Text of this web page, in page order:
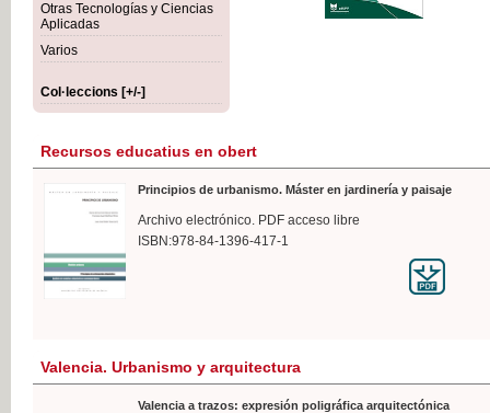
Otras Tecnologías y Ciencias
Aplicadas
Varios
Col·leccions [+/-]
Recursos educatius en obert
Principios de urbanismo. Máster en jardinería y paisaje
Archivo electrónico. PDF acceso libre
ISBN:978-84-1396-417-1
Valencia. Urbanismo y arquitectura
Valencia a trazos: expresión poligráfica arquitectónica